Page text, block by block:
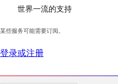
世界一流的支持
某些服务可能需要订阅。
登录或注册